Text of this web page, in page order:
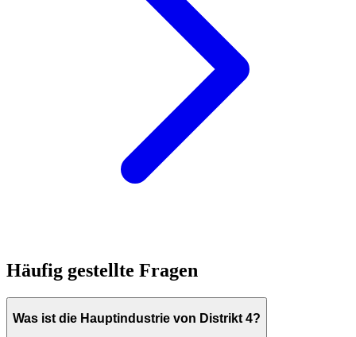
Häufig gestellte Fragen
Was ist die Hauptindustrie von Distrikt 4?